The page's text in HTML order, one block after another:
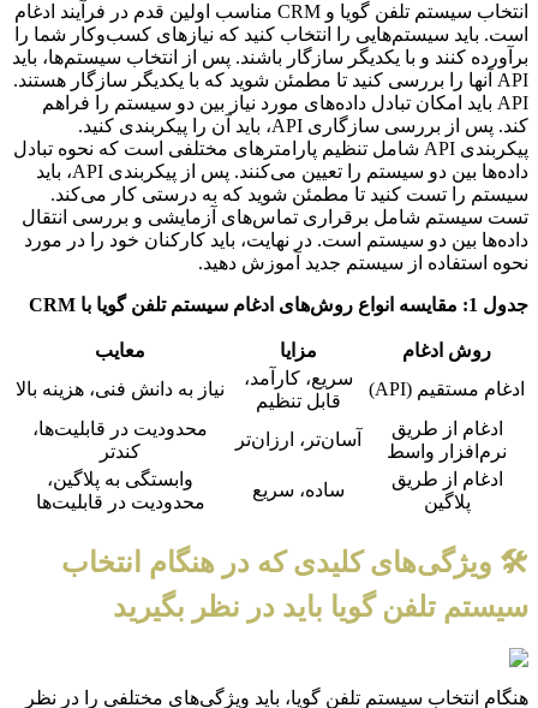
انتخاب سیستم تلفن گویا و CRM مناسب اولین قدم در فرآیند ادغام
است. باید سیستم‌هایی را انتخاب کنید که نیازهای کسب‌وکار شما را
برآورده کنند و با یکدیگر سازگار باشند. پس از انتخاب سیستم‌ها، باید
API آنها را بررسی کنید تا مطمئن شوید که با یکدیگر سازگار هستند.
API باید امکان تبادل داده‌های مورد نیاز بین دو سیستم را فراهم
کند. پس از بررسی سازگاری API، باید آن را پیکربندی کنید.
پیکربندی API شامل تنظیم پارامترهای مختلفی است که نحوه تبادل
داده‌ها بین دو سیستم را تعیین می‌کنند. پس از پیکربندی API، باید
سیستم را تست کنید تا مطمئن شوید که به درستی کار می‌کند.
تست سیستم شامل برقراری تماس‌های آزمایشی و بررسی انتقال
داده‌ها بین دو سیستم است. در نهایت، باید کارکنان خود را در مورد
نحوه استفاده از سیستم جدید آموزش دهید.
جدول 1: مقایسه انواع روش‌های ادغام سیستم تلفن گویا با CRM
روش ادغام مزایا
معایب
ادغام مستقیم (API)
سریع، کارآمد،
قابل تنظیم
نیاز به دانش فنی، هزینه بالا
ادغام از طریق
نرم‌افزار واسط
آسان‌تر، ارزان‌تر
محدودیت در قابلیت‌ها،
کندتر
ادغام از طریق
پلاگین
ساده، سریع
وابستگی به پلاگین،
محدودیت در قابلیت‌ها
🛠️ ویژگی‌های کلیدی که در هنگام انتخاب
سیستم تلفن گویا باید در نظر بگیرید
هنگام انتخاب سیستم تلفن گویا، باید ویژگی‌های مختلفی را در نظر